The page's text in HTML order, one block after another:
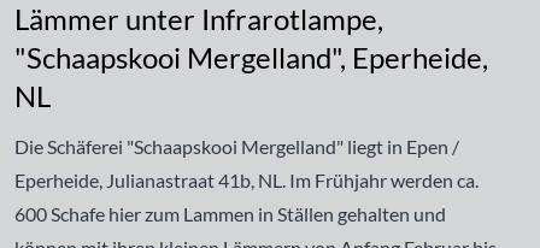
Lämmer unter Infrarotlampe,
"Schaapskooi Mergelland", Eperheide,
NL
Die Schäferei "Schaapskooi Mergelland" liegt in Epen /
Eperheide, Julianastraat 41b, NL. Im Frühjahr werden ca.
600 Schafe hier zum Lammen in Ställen gehalten und